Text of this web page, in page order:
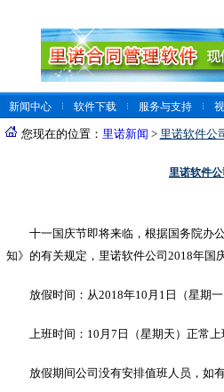
新闻中心 软件下载 服务与支持
您现在的位置： 里诺新闻 > 里诺软件公
里诺软件
十一国庆节即将来临， 根据国务院办
知》的有关规定 ，里诺软件公司2018年国
放假时间：从2018年10月1日（星期一
上班时间：10月7日（星期天）正常上
放假期间公司没有安排值班人员，如有